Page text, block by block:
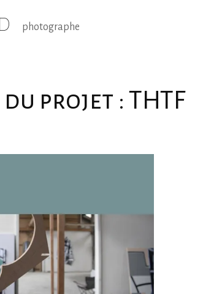
photographe
projet : THTF